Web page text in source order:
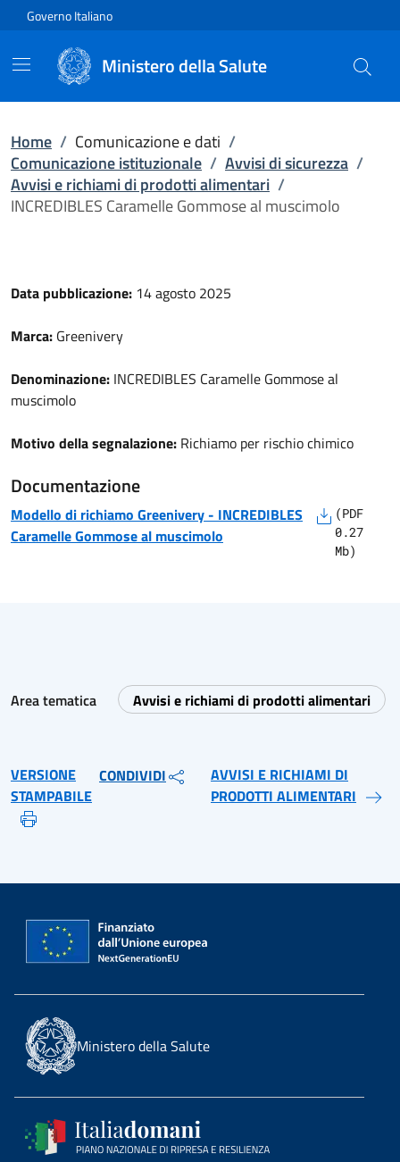
Vai direttamente al contenuto
Governo Italiano
Ministero della Salute
Home / Comunicazione e dati /
Comunicazione istituzionale / Avvisi di sicurezza /
Avvisi e richiami di prodotti alimentari /
INCREDIBLES Caramelle Gommose al muscimolo
Data pubblicazione: 14 agosto 2025
Marca: Greenivery
Denominazione: INCREDIBLES Caramelle Gommose al
muscimolo
Motivo della segnalazione: Richiamo per rischio chimico
Documentazione
Modello di richiamo Greenivery- INCREDIBLES
Caramelle Gommose al muscimolo
(PDF
0.27
Mb)
Area tematica Avvisi e richiami di prodotti alimentari
VERSIONE
STAMPABILE
CONDIVIDI
AVVISI E RICHIAMI DI
PRODOTTI ALIMENTARI
Ministero della Salute